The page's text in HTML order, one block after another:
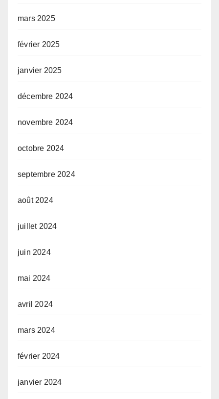
mars 2025
février 2025
janvier 2025
décembre 2024
novembre 2024
octobre 2024
septembre 2024
août 2024
juillet 2024
juin 2024
mai 2024
avril 2024
mars 2024
février 2024
janvier 2024